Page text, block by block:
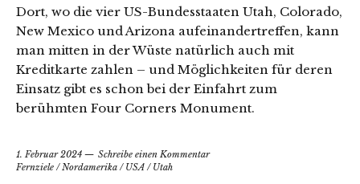
Dort, wo die vier US-Bundesstaaten Utah, Colorado,
New Mexico und Arizona aufeinandertreffen, kann
man mitten in der Wüste natürlich auch mit
Kreditkarte zahlen – und Möglichkeiten für deren
Einsatz gibt es schon bei der Einfahrt zum
berühmten Four Corners Monument.
1. Februar 2024
Schreibe einen Kommentar
Fernziele /Nordamerika / USA / Utah